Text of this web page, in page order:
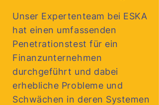
Unser Expertenteam bei ESKA
hat einen umfassenden
Penetrationstest für ein
Finanzunternehmen
durchgeführt und dabei
erhebliche Probleme und
Schwächen in deren Systemen